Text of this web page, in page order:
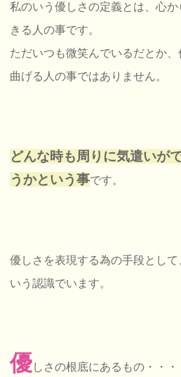
私のいう優しさの定義とは、心
きる人の事です。
ただいつも微笑んでいるだとか
曲げる人の事ではありません。
どんな時も周りに気遣いが
うかという事です。
優しさを表現する為の手段とし
いう認識でいます。
優しさの根底にあるもの・・・